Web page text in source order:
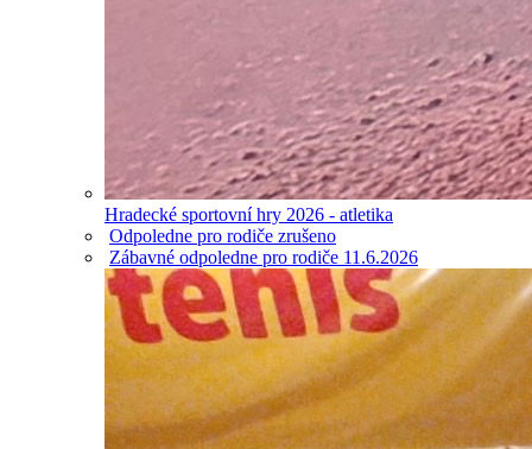
Hradecké sportovní hry 2026 - atletika
Odpoledne pro rodiče zrušeno
Zábavné odpoledne pro rodiče 11.6.2026